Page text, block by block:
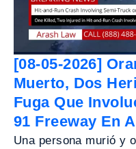
[08-05-2026]
Muerto, Dos
Fuga Que
91 Freeway En
Una persona murió y